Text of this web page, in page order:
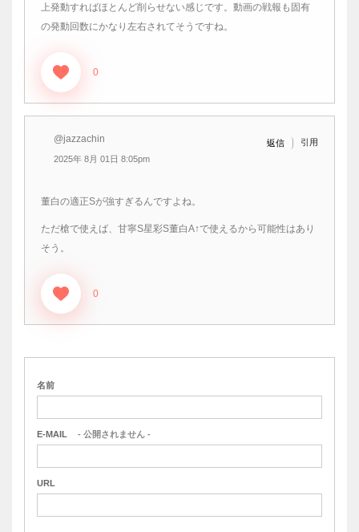
上発動すればほとんど削らせない感じです。動画の戦報も固有
の発動回数にかなり左右されてそうですね。
0
@jazzachin
2025年 8月 01日 8:05pm
返信 引用
董白の適正Sが強すぎるんですよね。
ただ槍で使えば、甘寧S星彩S董白A↑で使えるから可能性はあり
そう。
0
名前
E-MAIL - 公開されません -
URL